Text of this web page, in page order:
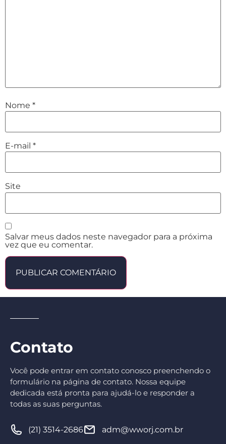
Nome *
E-mail *
Site
Salvar meus dados neste navegador para a próxima
vez que eu comentar.
Contato
Você pode entrar em contato conosco preenchendo o
formulário na página de contato. Nossa equipe
dedicada está pronta para ajudá-lo e responder a
todas as suas perguntas.
(21) 3514-2686 adm@wworj.com.br